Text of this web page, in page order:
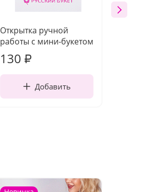
Открытка ручной
работы с мини-букетом
130 ₽
Добавить